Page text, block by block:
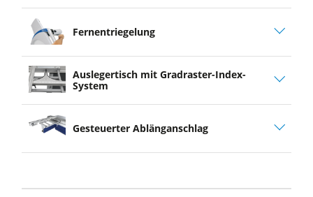
Fernentriegelung
Auslegertisch mit Gradraster-Index-
System
Gesteuerter Ablänganschlag